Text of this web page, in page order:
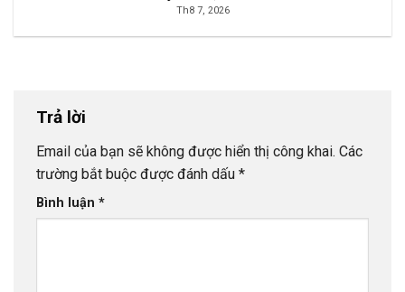
Th8 7, 2026
Trả lời
Email của bạn sẽ không được hiển thị công khai. Các
trường bắt buộc được đánh dấu *
Bình luận *